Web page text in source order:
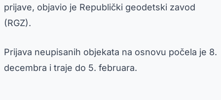
prijave, objavio je Republički geodetski zavod
(RGZ).
Prijava neupisanih objekata na osnovu počela je 8.
decembra i traje do 5. februara.